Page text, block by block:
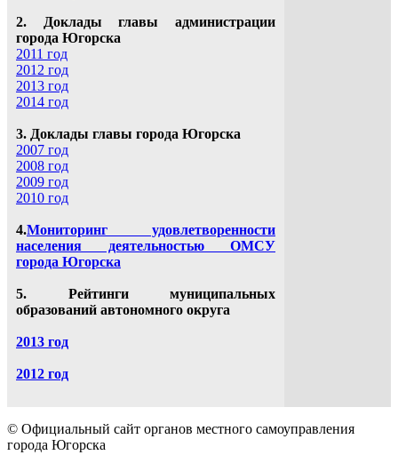
2. Доклады главы администрации
города Югорска
2011 год
2012 год
2013 год
2014 год
3. Доклады главы города Югорска
2007 год
2008 год
2009 год
2010 год
4.Мониторинг удовлетворенности
населения деятельностью ОМСУ
города Югорска
5. Рейтинги муниципальных
образований автономного округа
2013 год
2012 год
© Официальный сайт органов местного самоуправления
города Югорска